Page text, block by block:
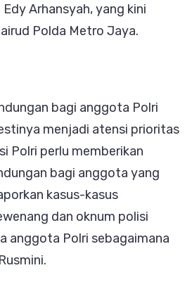
Arhansyah, yang kini
Polda Metro Jaya.
bagi anggota Polri
menjadi atensi prioritas
Polri perlu memberikan
bagi anggota yang
kasus-kasus
dan oknum polisi
anggota Polri sebagaimana